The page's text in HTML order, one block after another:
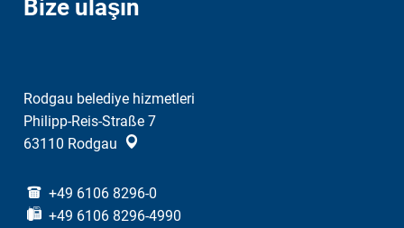
Bize ulaşın
Rodgau belediye hizmetleri
Philipp-Reis-Straße 7
63110 Rodgau
+49 6106 8296-0
+49 6106 8296-4990